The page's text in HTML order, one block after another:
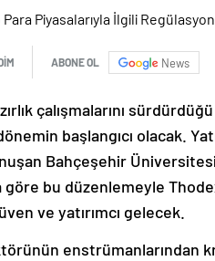
ABONE OL News
çalışmalarını
başlangıcı olacak.
Bahçeşehir
bu düzenlemeyle
ve yatırımcı gelecek.
enstrümanlarından